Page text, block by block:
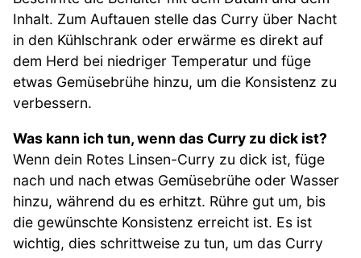
Inhalt. Zum Auftauen stelle das Curry über Nacht
in den Kühlschrank oder erwärme es direkt auf
dem Herd bei niedriger Temperatur und füge
etwas Gemüsebrühe hinzu, um die Konsistenz zu
verbessern.
Was kann ich tun, wenn das Curry zu dick ist?
Wenn dein Rotes Linsen-Curry zu dick ist, füge
nach und nach etwas Gemüsebrühe oder Wasser
hinzu, während du es erhitzt. Rühre gut um, bis
die gewünschte Konsistenz erreicht ist. Es ist
wichtig, dies schrittweise zu tun, um das Curry